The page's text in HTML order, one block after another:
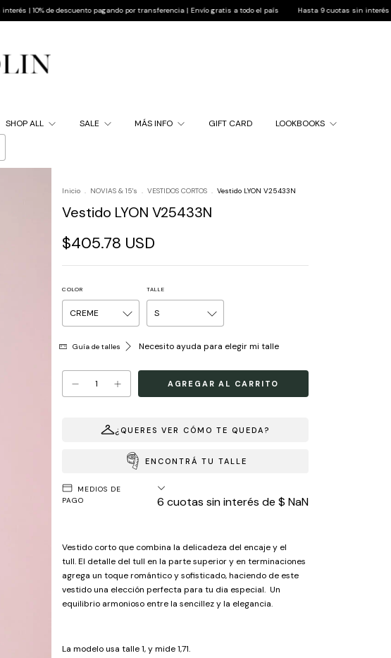
de descuento pagando por transferencia | Envío gratis a todo el país Hasta 9 cuotas sin interés | 10% de
SHOP ALL SALE MÁS INFO GIFT CARD LOOKBOOKS
Inicio . NOVIAS & 15's . VESTIDOS CORTOS . Vestido LYON V25433N
Vestido LYON V25433N
$405.78 USD
COLOR TALLE
Guía de talles Necesito ayuda para elegir mi talle
¿QUERES VER CÓMO TE QUEDA?
ENCONTRÁ TU TALLE
MEDIOS DE
PAGO
6 cuotas sin interés de $ NaN
Vestido corto que combina la delicadeza del encaje y el
tull. El detalle del tull en la parte superior y en terminaciones
agrega un toque romántico y sofisticado, haciendo de este
vestido una elección perfecta para tu dia especial. Un
equilibrio armonioso entre la sencillez y la elegancia.
La modelo usa talle 1, y mide 1,71.